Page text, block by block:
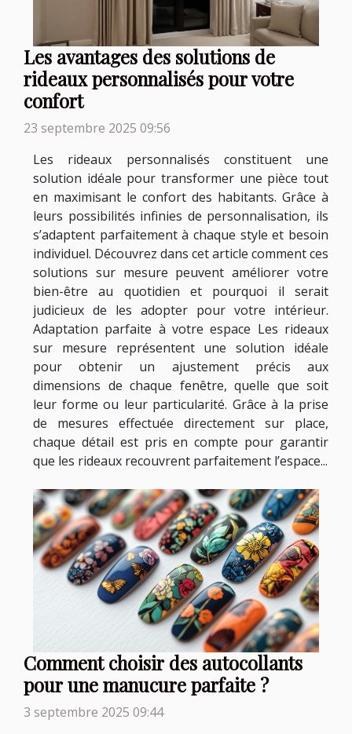
Les avantages des solutions de
rideaux personnalisés pour votre
confort
23 septembre 2025 09:56
Les rideaux personnalisés constituent une
solution idéale pour transformer une pièce tout
en maximisant le confort des habitants. Grâce à
leurs possibilités infinies de personnalisation, ils
s’adaptent parfaitement à chaque style et besoin
individuel. Découvrez dans cet article comment ces
solutions sur mesure peuvent améliorer votre
bien-être au quotidien et pourquoi il serait
judicieux de les adopter pour votre intérieur.
Adaptation parfaite à votre espace Les rideaux
sur mesure représentent une solution idéale
pour obtenir un ajustement précis aux
dimensions de chaque fenêtre, quelle que soit
leur forme ou leur particularité. Grâce à la prise
de mesures effectuée directement sur place,
chaque détail est pris en compte pour garantir
que les rideaux recouvrent parfaitement l’espace...
Comment choisir des autocollants
pour une manucure parfaite ?
3 septembre 2025 09:44